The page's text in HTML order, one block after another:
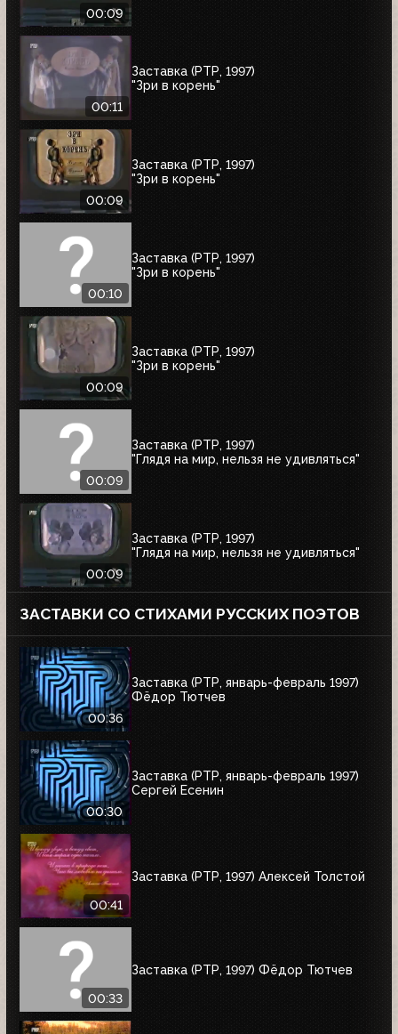
00:09
00:11
Заставка (РТР, 1997)
"Зри в корень"
00:09
Заставка (РТР, 1997)
"Зри в корень"
00:10
Заставка (РТР, 1997)
"Зри в корень"
00:09
Заставка (РТР, 1997)
"Зри в корень"
00:09
Заставка (РТР, 1997)
"Глядя на мир, нельзя не удивляться"
00:09
Заставка (РТР, 1997)
"Глядя на мир, нельзя не удивляться"
ЗАСТАВКИ СО СТИХАМИ РУССКИХ ПОЭТОВ
00:36
Заставка (РТР, январь-февраль 1997)
Фёдор Тютчев
00:30
Заставка (РТР, январь-февраль 1997)
Сергей Есенин
00:41
Заставка (РТР, 1997) Алексей Толстой
00:33
Заставка (РТР, 1997) Фёдор Тютчев